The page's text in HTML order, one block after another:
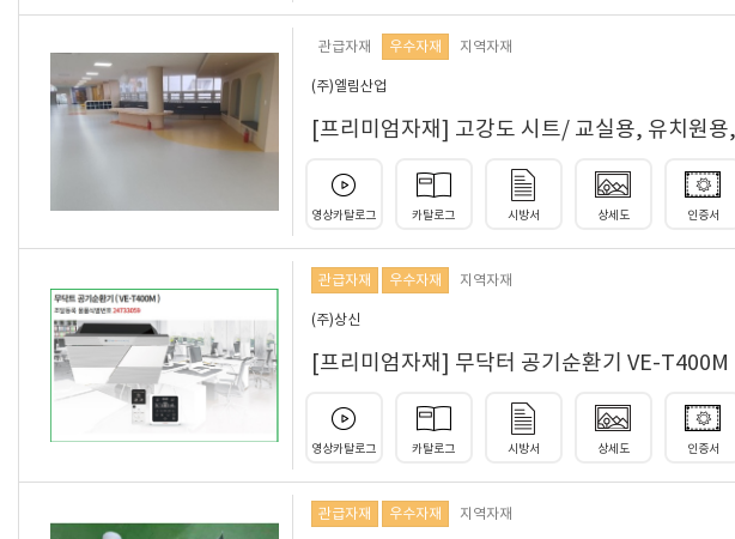
관급자재 우수자재 지역자재
(주)엘림산업
[프리미엄자재] 고강도 시트/ 교실용, 유치원
영상카탈로그 카탈로그 시방서 상세도 인증서
관급자재 우수자재 지역자재
(주)상신
[프리미엄자재] 무닥터 공기순환기 VE-T400M
영상카탈로그 카탈로그 시방서 상세도 인증서
관급자재 우수자재 지역자재